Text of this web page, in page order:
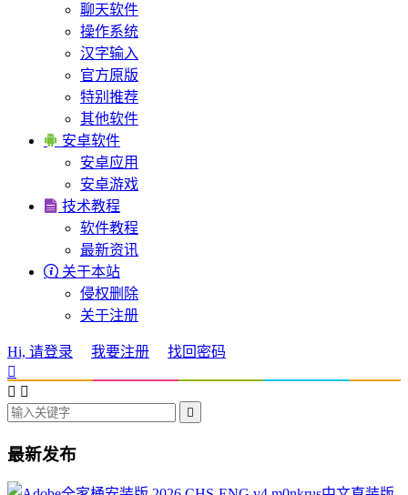
聊天软件
操作系统
汉字输入
官方原版
特别推荐
其他软件
 安卓软件
安卓应用
安卓游戏
 技术教程
软件教程
最新资讯
 关于本站
侵权删除
关于注册
Hi, 请登录 我要注册
找回密码

 

最新发布